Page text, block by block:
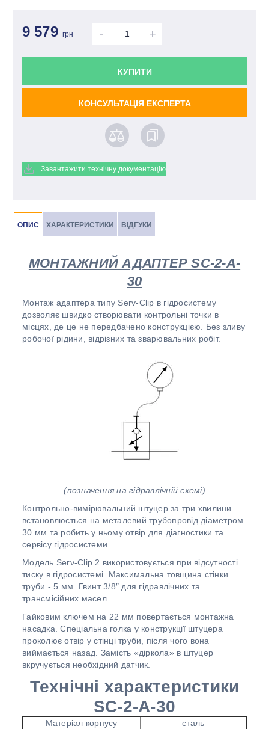
9 579 грн - +
КУПИТИ
КОНСУЛЬТАЦІЯ ЕКСПЕРТА
Завантажити технічну документацію
ОПИС ХАРАКТЕРИСТИКИ ВІДГУКИ
МОНТАЖНИЙ АДАПТЕР SC-2-A-
30
Монтаж адаптера типу Serv-Clip в гідросистему
дозволяє швидко створювати контрольні точки в
місцях, де це не передбачено конструкцією. Без зливу
робочої рідини, відрізних та зварювальних робіт.
(позначення на гідравлічній схемі)
Контрольно-вимірювальний штуцер за три хвилини
встановлюється на металевий трубопровід діаметром
30 мм та робить у ньому отвір для діагностики та
сервісу гідросистеми.
Модель Serv-Clip 2 використовується при відсутності
тиску в гідросистемі. Максимальна товщина стінки
труби - 5 мм. Гвинт 3/8″ для гідравлічних та
трансмісійних масел.
Гайковим ключем на 22 мм повертається монтажна
насадка. Спеціальна голка у конструкції штуцера
проколює отвір у стінці труби, після чого вона
виймається назад. Замість «діркола» в штуцер
вкручується необхідний датчик.
Технічні характеристики
SC-2-A-30
Матеріал корпусу
сталь